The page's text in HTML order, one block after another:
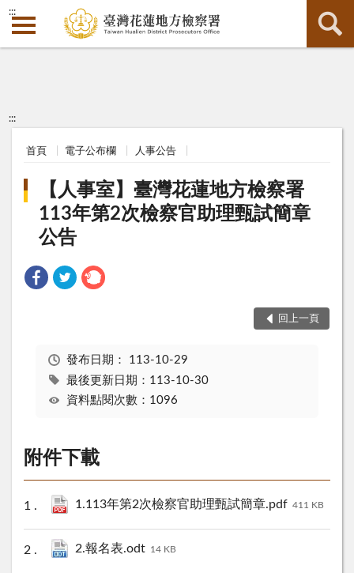
:::
:::
首頁 電子公布欄 人事公告
【人事室】臺灣花蓮地方檢察署
113年第2次檢察官助理甄試簡章
公告
回上一頁
發布日期： 113-10-29
最後更新日期：113-10-30
資料點閱次數：1096
附件下載
1.113年第2次檢察官助理甄試簡章.pdf 411 KB
2.報名表.odt 14 KB